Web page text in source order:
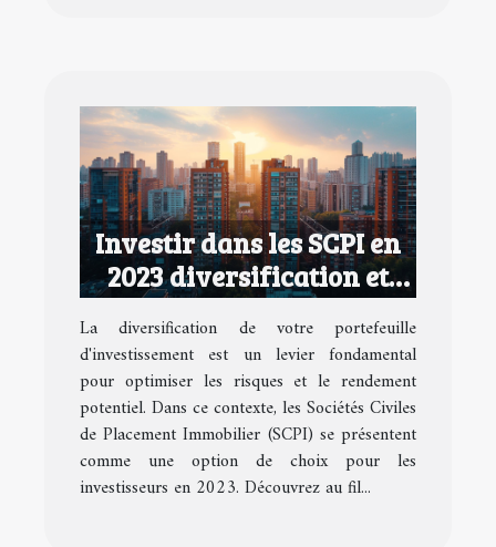
Investir dans les SCPI en
2023 diversification et
rendement potentiel pour
votre portefeuille
La diversification de votre portefeuille
d'investissement est un levier fondamental
pour optimiser les risques et le rendement
potentiel. Dans ce contexte, les Sociétés Civiles
de Placement Immobilier (SCPI) se présentent
comme une option de choix pour les
investisseurs en 2023. Découvrez au fil...